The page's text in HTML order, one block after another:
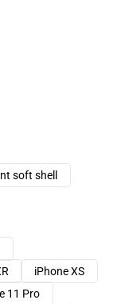
soft shell
iPhone XS
11 Pro